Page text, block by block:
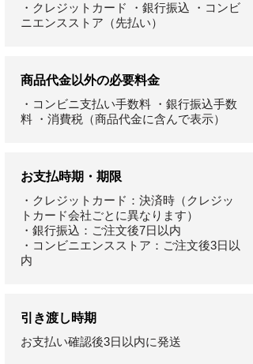
・クレジットカード ・銀行振込 ・コンビ
ニエンスストア（先払い）
商品代金以外の必要料金
・コンビニ支払い手数料 ・銀行振込手数
料 ・消費税（商品代金に含んで表示）
お支払時期・期限
・クレジットカード：決済時（クレジッ
トカード会社ごとに異なります）
・銀行振込：ご注文後7日以内
・コンビニエンスストア：ご注文後3日以
内
引き渡し時期
お支払い確認後3日以内に発送